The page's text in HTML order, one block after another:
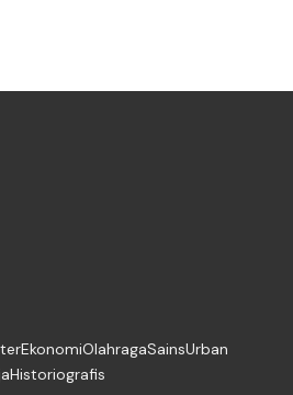
EkonomiOlahragaSainsUrban
Historiografis